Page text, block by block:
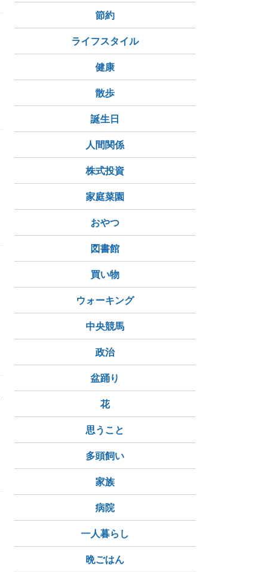
節約
ライフスタイル
健康
散歩
誕生日
人間関係
株式投資
家庭菜園
おやつ
図書館
買い物
ウォーキング
中央競馬
政治
盆踊り
花
思うこと
多頭飼い
家族
病院
一人暮らし
晩ごはん